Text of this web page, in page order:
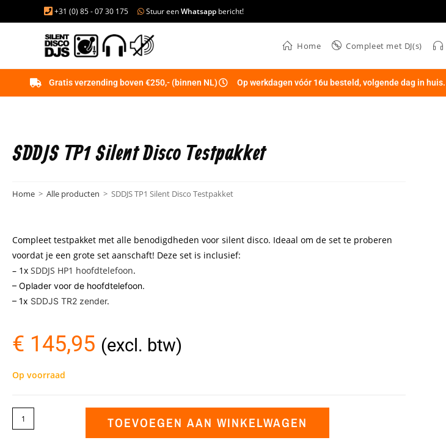
+31 (0) 85 - 07 30 175 Stuur eenWhatsapp bericht!
Home Compleet met DJ(s)
Gratis verzending boven €250,- (binnen NL) Op werkdagen vóór 16u besteld, volgende dag in huis.
SDDJS TP1 Silent Disco Testpakket
Home > Alle producten > SDDJS TP1 Silent Disco Testpakket
Compleet testpakket met alle benodigdheden voor silent disco. Ideaal om de set te proberen
voordat je een grote set aanschaft! Deze set is inclusief:
– 1x SDDJS HP1 hoofdtelefoon.
– Oplader voor de hoofdtelefoon.
– 1x SDDJS TR2 zender.
€ 145,95 (excl. btw)
Op voorraad
TOEVOEGEN AAN WINKELWAGEN